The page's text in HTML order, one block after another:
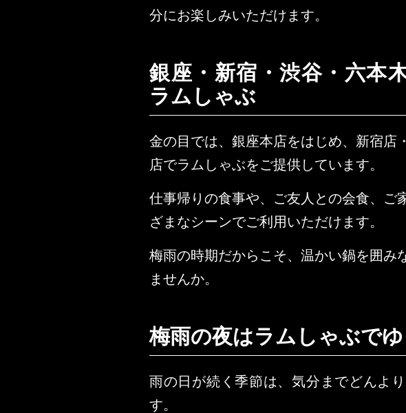
分にお楽しみいただけます。
銀座・新宿・渋谷・六本
ラムしゃぶ
金の目では、銀座本店をはじめ、新宿店
店でラムしゃぶをご提供しています。
仕事帰りの食事や、ご友人との会食、ご
ざまなシーンでご利用いただけます。
梅雨の時期だからこそ、温かい鍋を囲み
ませんか。
梅雨の夜はラムしゃぶで
雨の日が続く季節は、気分までどんよ
す。